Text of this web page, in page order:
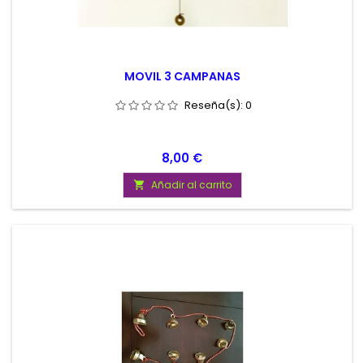
MOVIL 3 CAMPANAS
Reseña(s): 0
Precio
8,00 €
 Añadir al carrito